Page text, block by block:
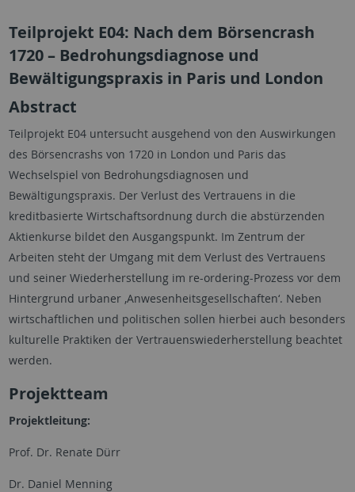
Teilprojekt E04: Nach dem Börsencrash
1720 – Bedrohungsdiagnose und
Bewältigungspraxis in Paris und London
Abstract
Teilprojekt E04 untersucht ausgehend von den Auswirkungen
des Börsencrashs von 1720 in London und Paris das
Wechselspiel von Bedrohungsdiagnosen und
Bewältigungspraxis. Der Verlust des Vertrauens in die
kreditbasierte Wirtschaftsordnung durch die abstürzenden
Aktienkurse bildet den Ausgangspunkt. Im Zentrum der
Arbeiten steht der Umgang mit dem Verlust des Vertrauens
und seiner Wiederherstellung im re-ordering-Prozess vor dem
Hintergrund urbaner ‚Anwesenheitsgesellschaften‘. Neben
wirtschaftlichen und politischen sollen hierbei auch besonders
kulturelle Praktiken der Vertrauenswiederherstellung beachtet
werden.
Projektteam
Projektleitung:
Prof. Dr. Renate Dürr
Dr. Daniel Menning